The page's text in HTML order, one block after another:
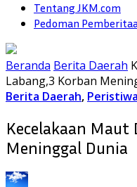
Tentang JKM.com
Pedoman
Beranda Berita Daerah
Labang,3 Korban
Berita Daerah, Peristiwa
Kecelakaan Maut
Meninggal Dunia